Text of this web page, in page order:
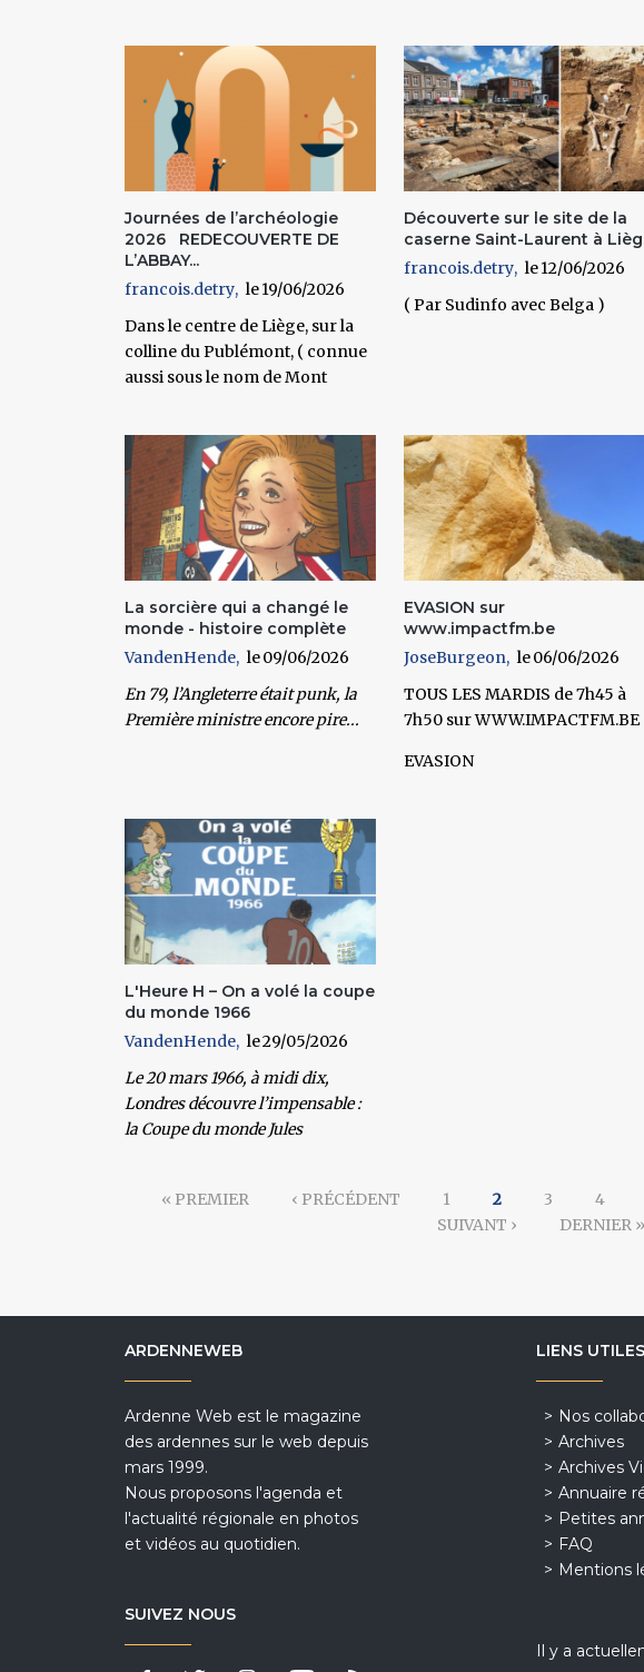
Journées de l’archéologie
2026 REDECOUVERTE DE
L’ABBAY...
francois.detry
19/06/2026
Dans le centre de Liège, sur la
colline du Publémont, ( connue
aussi sous le nom de Mont
Découverte sur le site de la
caserne Saint-Laurent à
francois.detry
12/06/2026
( Par Sudinfo avec Belga )
La sorcière qui a changé le
monde - histoire complète
VandenHende
09/06/2026
En 79, l’Angleterre était punk, la
Première ministre encore pire...
EVASION sur
www.impactfm.be
JoseBurgeon
06/06/2026
TOUS LES MARDIS de 7h45 à
7h50 sur WWW.IMPACTFM.BE
EVASION
L'Heure H – On a volé la coupe
du monde 1966
VandenHende
29/05/2026
Le 20 mars 1966, à midi dix,
Londres découvre l’impensable :
la Coupe du monde Jules
« PREMIER ‹ PRÉCÉDENT 1 2 3 4
SUIVANT ›
DERNIER »
ARDENNEWEB
Ardenne Web est le magazine
des ardennes sur le web depuis
mars 1999.
Nous proposons l'agenda et
l'actualité régionale en photos
et vidéos au quotidien.
SUIVEZ NOUS
LIENS UTILES
Nos
Archives
Archives
Annuaire
Petites
FAQ
Mentions
Il y a